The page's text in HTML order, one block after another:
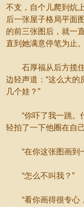
不支，自个儿爬到炕
后一张屋子格局平面
的前三张图后，就一
直到她满意停笔为止。
石厚福从后方揽住
边轻声道：“这么大
几个娃？”
“你吓了我一跳。什
轻拍了一下他圈在自
“在你这张图画到一
“怎么不叫我？”
“看你画得很专心